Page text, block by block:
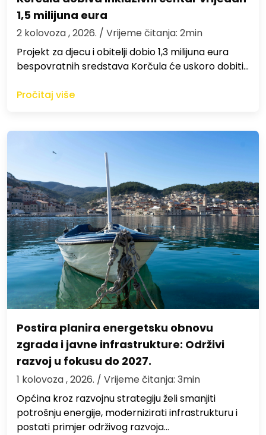
1,5 milijuna eura
2 kolovoza , 2026. / Vrijeme čitanja: 2min
Projekt za djecu i obitelji dobio 1,3 milijuna eura
bespovratnih sredstava Korčula će uskoro dobiti…
Pročitaj više
Postira planira energetsku obnovu
zgrada i javne infrastrukture: Održivi
razvoj u fokusu do 2027.
1 kolovoza , 2026. / Vrijeme čitanja: 3min
Općina kroz razvojnu strategiju želi smanjiti
potrošnju energije, modernizirati infrastrukturu i
postati primjer održivog razvoja…